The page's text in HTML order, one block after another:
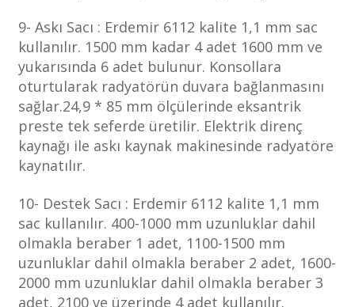
9- Askı Sacı : Erdemir 6112 kalite 1,1 mm sac
kullanılır. 1500 mm kadar 4 adet 1600 mm ve
yukarısında 6 adet bulunur. Konsollara
oturtularak radyatörün duvara bağlanmasını
sağlar.24,9 * 85 mm ölçülerinde eksantrik
preste tek seferde üretilir. Elektrik direnç
kaynağı ile askı kaynak makinesinde radyatöre
kaynatılır.
10- Destek Sacı : Erdemir 6112 kalite 1,1 mm
sac kullanılır. 400-1000 mm uzunluklar dahil
olmakla beraber 1 adet, 1100-1500 mm
uzunluklar dahil olmakla beraber 2 adet, 1600-
2000 mm uzunluklar dahil olmakla beraber 3
adet, 2100 ve üzerinde 4 adet kullanılır.